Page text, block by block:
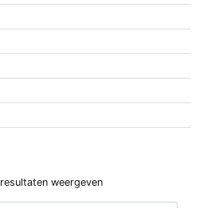
resultaten weergeven